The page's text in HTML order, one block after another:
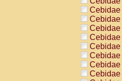
Cebidae
Cebidae
Cebidae
Cebidae
Cebidae
Cebidae
Cebidae
Cebidae